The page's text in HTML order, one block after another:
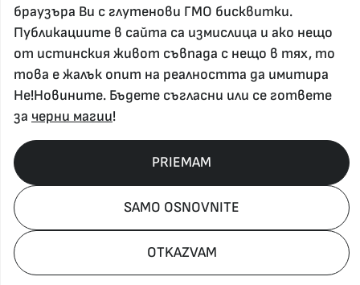
За реклама и връзка с нас, пишете на
nenovinite@gmail.com
Контакт
За нас
Напиши Не!Новина
Абонирай се
Policy, Rights, etc 2026
браузъра Ви с глутенови ГМО бисквитки.
Публикациите в сайта са измислица и ако нещо
от истинския живот съвпада с нещо в тях, то
това е жалък опит на реалността да имитира
Не!Новините. Бъдете съгласни или се гответе
за черни магии!
OTKAZVAM
SAMO OSNOVNITE
PRIEMAM